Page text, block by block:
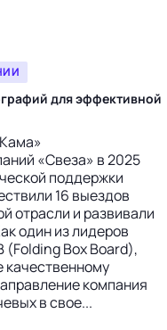
для эффективной
«Свеза» в 2025
поддержки
16 выездов
отрасли и развивали
один из лидеров
(Folding Box Board),
качественному
компания
в свое...